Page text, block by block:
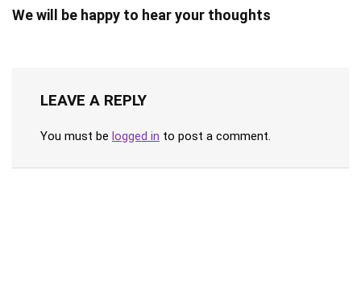
We will be happy to hear your thoughts
LEAVE A REPLY
You must be logged in to post a comment.